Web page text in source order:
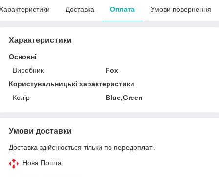
Доставка Оплата Умови повернення
Характеристики
Основні
Виробник
Fox
Користувальницькі характеристики
Колір
Blue,Green
Умови доставки
Доставка здійснюється тільки по передоплаті.
Нова Пошта